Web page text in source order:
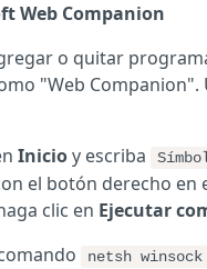
Web Companion
o quitar
"Web Companion".
Inicioy escriba
el botón derecho en
clic en Ejecutar
netsh